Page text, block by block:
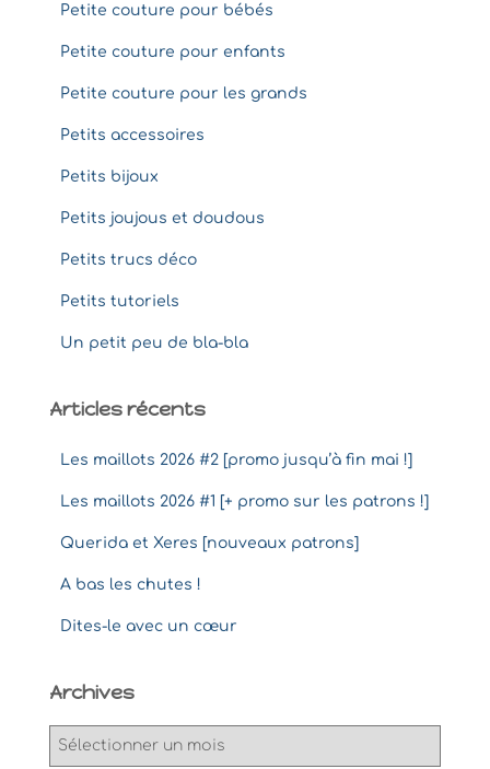
Petite couture pour bébés
Petite couture pour enfants
Petite couture pour les grands
Petits accessoires
Petits bijoux
Petits joujous et doudous
Petits trucs déco
Petits tutoriels
Un petit peu de bla-bla
Articles récents
Les maillots 2026 #2 [promo jusqu’à fin mai !]
Les maillots 2026 #1 [+ promo sur les patrons !]
Querida et Xeres [nouveaux patrons]
A bas les chutes !
Dites-le avec un cœur
Archives